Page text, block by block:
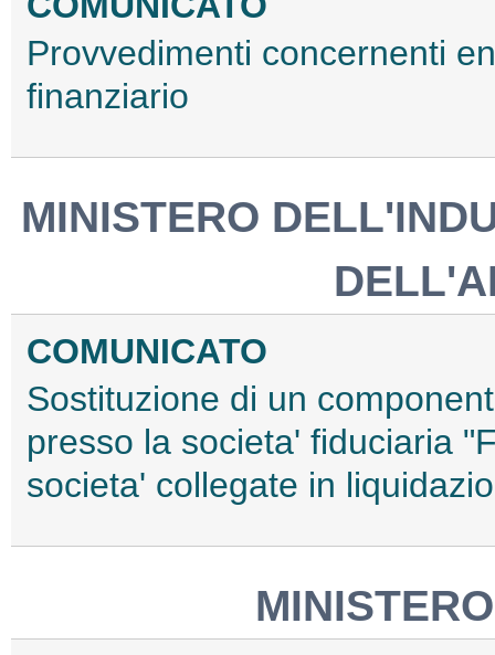
Provvedimenti concernenti
finanziario
MINISTERO
COMUNICATO
Sostituzione di un
presso la societa' fiduciaria
societa' collegate in